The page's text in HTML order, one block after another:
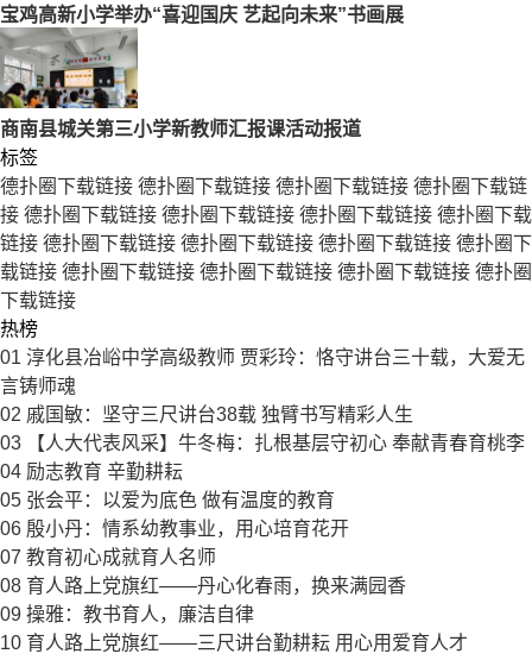
宝鸡高新小学举办“喜迎国庆 艺起向未来”书画展
商南县城关第三小学新教师汇报课活动报道
标签
德扑圈下载链接 德扑圈下载链接 德扑圈下载链接 德扑圈下载链
接 德扑圈下载链接 德扑圈下载链接 德扑圈下载链接 德扑圈下载
链接 德扑圈下载链接 德扑圈下载链接 德扑圈下载链接 德扑圈下
载链接 德扑圈下载链接 德扑圈下载链接 德扑圈下载链接 德扑圈
下载链接
热榜
01 淳化县冶峪中学高级教师 贾彩玲：恪守讲台三十载，大爱无
言铸师魂
02 戚国敏：坚守三尺讲台38载 独臂书写精彩人生
03
【人大代表风采】牛冬梅：扎根基层守初心 奉献青春育桃李
04 励志教育 辛勤耕耘
05 张会平：以爱为底色 做有温度的教育
06 殷小丹：情系幼教事业，用心培育花开
07 教育初心成就育人名师
08 育人路上党旗红——丹心化春雨，换来满园香
09 操雅：教书育人，廉洁自律
10 育人路上党旗红——三尺讲台勤耕耘 用心用爱育人才